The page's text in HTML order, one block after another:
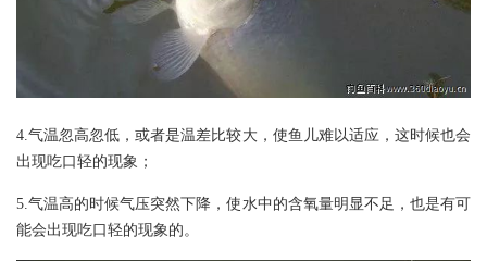
4.气温忽高忽低，或者是温差比较大，使鱼儿难以适应，这时候也会
出现吃口轻的现象；
5.气温高的时候气压突然下降，使水中的含氧量明显不足，也是有可
能会出现吃口轻的现象的。